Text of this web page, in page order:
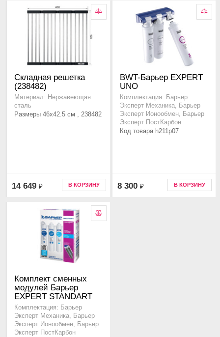
Складная решетка
(238482)
Материал: Нержавеющая
сталь
Размеры 46x42.5 см , 238482
14 649 ₽ В КОРЗИНУ
BWT-Барьер EXPERT
UNO
Комплектация: Барьер
Эксперт Механика, Барьер
Эксперт Ионообмен, Барьер
Эксперт ПостКарбон
Код товара h211p07
8 300 ₽ В КОРЗИНУ
Комплект сменных
модулей Барьер
EXPERT STANDART
Комплектация: Барьер
Эксперт Механика, Барьер
Эксперт Ионообмен, Барьер
Эксперт ПостКарбон